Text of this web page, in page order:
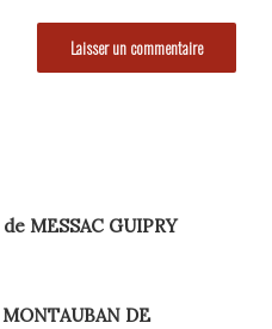
MESSAC GUIPRY
DE